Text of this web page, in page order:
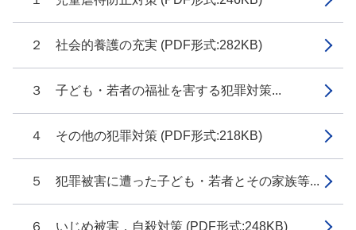
２ 社会的養護の充実 (PDF形式:282KB)
３ 子ども・若者の福祉を害する犯罪対策...
４ その他の犯罪対策 (PDF形式:218KB)
５ 犯罪被害に遭った子ども・若者とその家族等...
６ いじめ被害，自殺対策 (PDF形式:248KB)